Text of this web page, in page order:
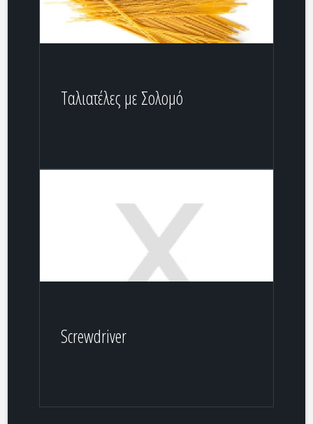
Ταλιατέλες με Σολομό
Screwdriver